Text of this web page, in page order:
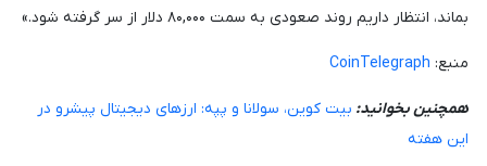
بماند، انتظار داریم روند صعودی به سمت ۸۰,۰۰۰ دلار از سر گرفته شود.»
منبع: CoinTelegraph
همچنین بخوانید: بیت کوین، سولانا و پپه: ارزهای دیجیتال پیشرو در
این هفته